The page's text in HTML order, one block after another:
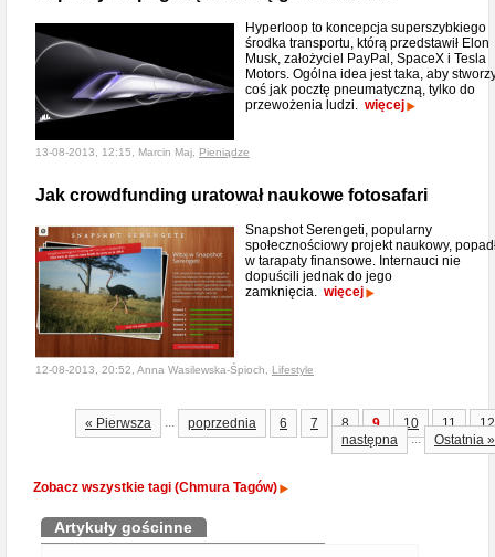
Hyperloop to koncepcja superszybkiego
środka transportu, którą przedstawił Elon
Musk, założyciel PayPal, SpaceX i Tesla
Motors. Ogólna idea jest taka, aby
coś jak pocztę pneumatyczną, tylko do
przewożenia ludzi. więcej
13-08-2013, 12:15, Marcin Maj, Pieniądze
Jak crowdfunding uratował naukowe fotosafari
Snapshot Serengeti, popularny
społecznościowy projekt naukowy,
w tarapaty finansowe. Internauci nie
dopuścili jednak do jego
zamknięcia. więcej
12-08-2013, 20:52, Anna Wasilewska-Śpioch, Lifestyle
« Pierwsza ... poprzednia 6 7 8 9 10 11
12
następna
... Ostatnia »
Zobacz wszystkie tagi (Chmura Tagów)
Artykuły gościnne